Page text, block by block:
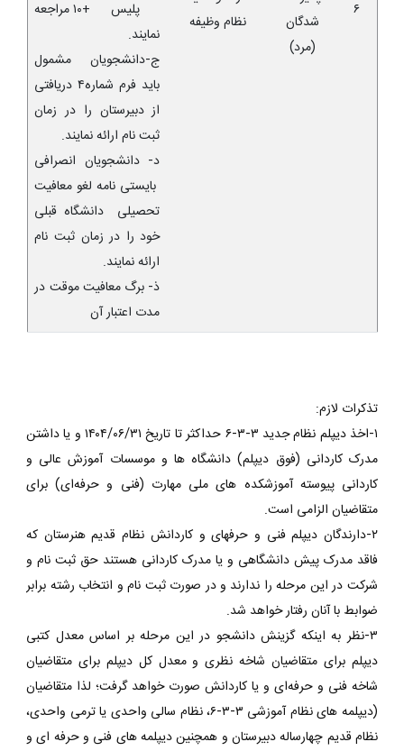
۶
شدگان
(مرد)
نظام وظیفه
پلیس +۱۰ مراجعه
نمایند.
ج-دانشجویان مشمول
باید فرم شماره۴ دریافتی
از دبیرستان را در زمان
ثبت نام ارائه نمایند.
د- دانشجویان انصرافی
بایستی نامه لغو معافیت
تحصیلی دانشگاه قبلی
خود را در زمان ثبت نام
ارائه نمایند.
ذ- برگ معافیت موقت در
مدت اعتبار آن
تذکرات لازم:
۱-اخذ دیپلم نظام جدید ۳-۳-۶ حداکثر تا تاریخ ۱۴۰۴/۰۶/۳۱ و یا داشتن
مدرک کاردانی (فوق دیپلم) دانشگاه ها و موسسات آموزش عالی و
کاردانی پیوسته آموزشکده های ملی مهارت (فنی و حرفه‌ای) برای
متقاضیان الزامی است.
۲-دارندگان دیپلم فنی و حرفهای و کاردانش نظام قدیم هنرستان که
فاقد مدرک پیش دانشگاهی و یا مدرک کاردانی هستند حق ثبت نام و
شرکت در این مرحله را ندارند و در صورت ثبت نام و انتخاب رشته برابر
ضوابط با آنان رفتار خواهد شد.
۳-نظر به اینکه گزینش دانشجو در این مرحله بر اساس معدل کتبی
دیپلم برای متقاضیان شاخه نظری و معدل کل دیپلم برای متقاضیان
شاخه فنی و حرفه‌ای و یا کاردانش صورت خواهد گرفت؛ لذا متقاضیان
(دیپلمه های نظام آموزشی ۳-۳-۶، نظام سالی واحدی یا ترمی واحدی،
نظام قدیم چهارساله دبیرستان و همچنین دیپلمه های فنی و حرفه ای و